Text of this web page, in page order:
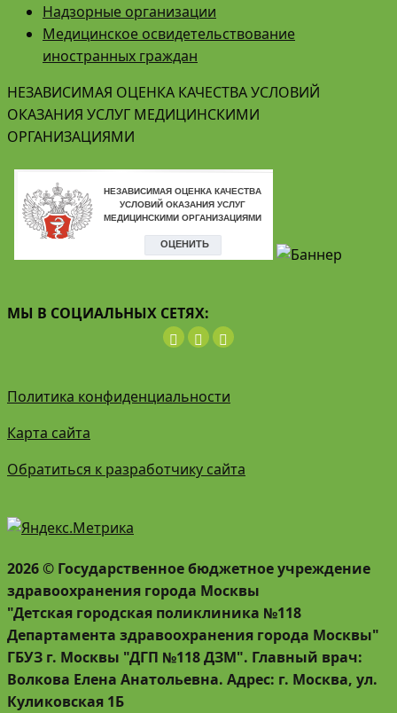
Надзорные организации
Медицинское освидетельствование
иностранных граждан
НЕЗАВИСИМАЯ ОЦЕНКА КАЧЕСТВА УСЛОВИЙ
ОКАЗАНИЯ УСЛУГ МЕДИЦИНСКИМИ
ОРГАНИЗАЦИЯМИ
МЫ В СОЦИАЛЬНЫХ СЕТЯХ:
Политика конфиденциальности
Карта сайта
Обратиться к разработчику сайта
2026 © Государственное бюджетное учреждение
здравоохранения города Москвы
"Детская городская поликлиника №118
Департамента здравоохранения города Москвы"
ГБУЗ г. Москвы "ДГП №118 ДЗМ". Главный врач:
Волкова Елена Анатольевна. Адрес: г. Москва, ул.
Куликовская 1Б